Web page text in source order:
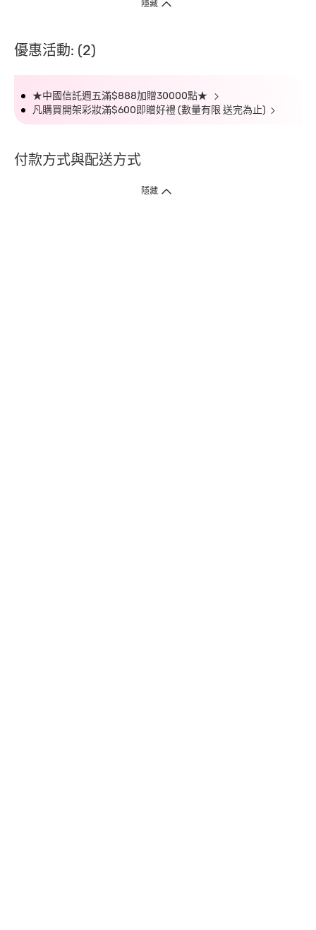
隱藏
優惠活動: (2)
★中國信託週五滿$888加贈30000點★
凡購買開架彩妝滿$600即贈好禮 (數量有限 送完為止)
付款方式與配送方式
隱藏